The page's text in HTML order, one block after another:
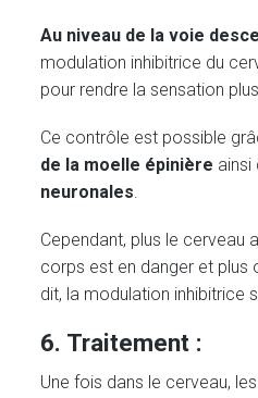
Au niveau de la voie
modulation inhibitrice du
pour rendre la sensation
Ce contrôle est possible
de la moelle épinière ainsi
neuronales.
Cependant, plus le cerveau
corps est en danger et plus
dit, la modulation inhibitrice
6. Traitement :
Une fois dans le cerveau,